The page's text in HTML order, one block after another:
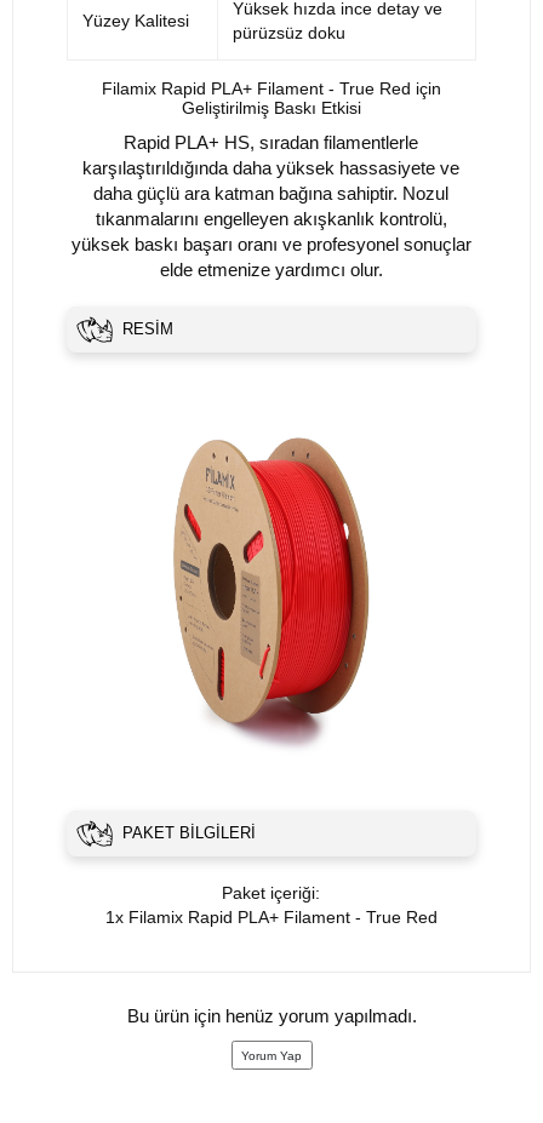
Yüzey Kalitesi
Yüksek hızda ince detay ve
pürüzsüz doku
Filamix Rapid PLA+ Filament - True Red için
Geliştirilmiş Baskı Etkisi
Rapid PLA+ HS, sıradan filamentlerle
karşılaştırıldığında daha yüksek hassasiyete ve
daha güçlü ara katman bağına sahiptir. Nozul
tıkanmalarını engelleyen akışkanlık kontrolü,
yüksek baskı başarı oranı ve profesyonel sonuçlar
elde etmenize yardımcı olur.
RESİM
PAKET BILGILERI
Paket içeriği:
1x Filamix Rapid PLA+ Filament - True Red
Bu ürün için henüz yorum yapılmadı.
Yorum Yap